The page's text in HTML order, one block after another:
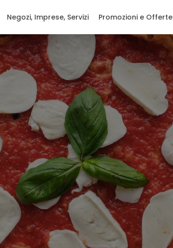
Negozi, Imprese, Servizi Promozioni e Offerte